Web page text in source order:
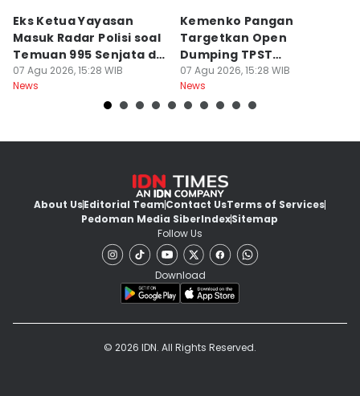
Eks Ketua Yayasan
Masuk Radar Polisi soal
Temuan 995 Senjata di
Sekolah
07 Agu 2026, 15:28 WIB
News
Kemenko Pangan
Targetkan Open
Dumping TPST
Bantargebang Berakhir
2027
07 Agu 2026, 15:28 WIB
News
About UsEditorial TeamContact UsTerms of Services
Pedoman Media SiberIndexSitemap
Follow Us
Download
© 2026 IDN. All Rights Reserved.